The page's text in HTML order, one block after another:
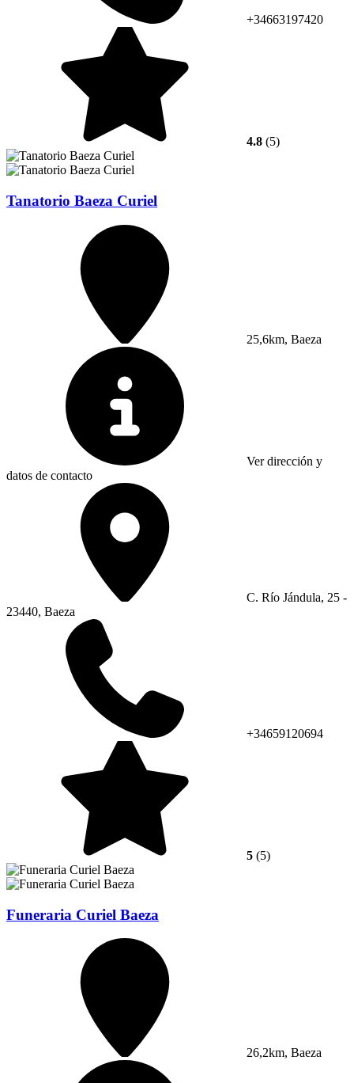
+34663197420
4.8 (5)
Tanatorio Baeza Curiel
25,6km, Baeza
Ver dirección y
datos de contacto
C. Río Jándula, 25 -
23440, Baeza
+34659120694
5 (5)
Funeraria Curiel Baeza
26,2km, Baeza